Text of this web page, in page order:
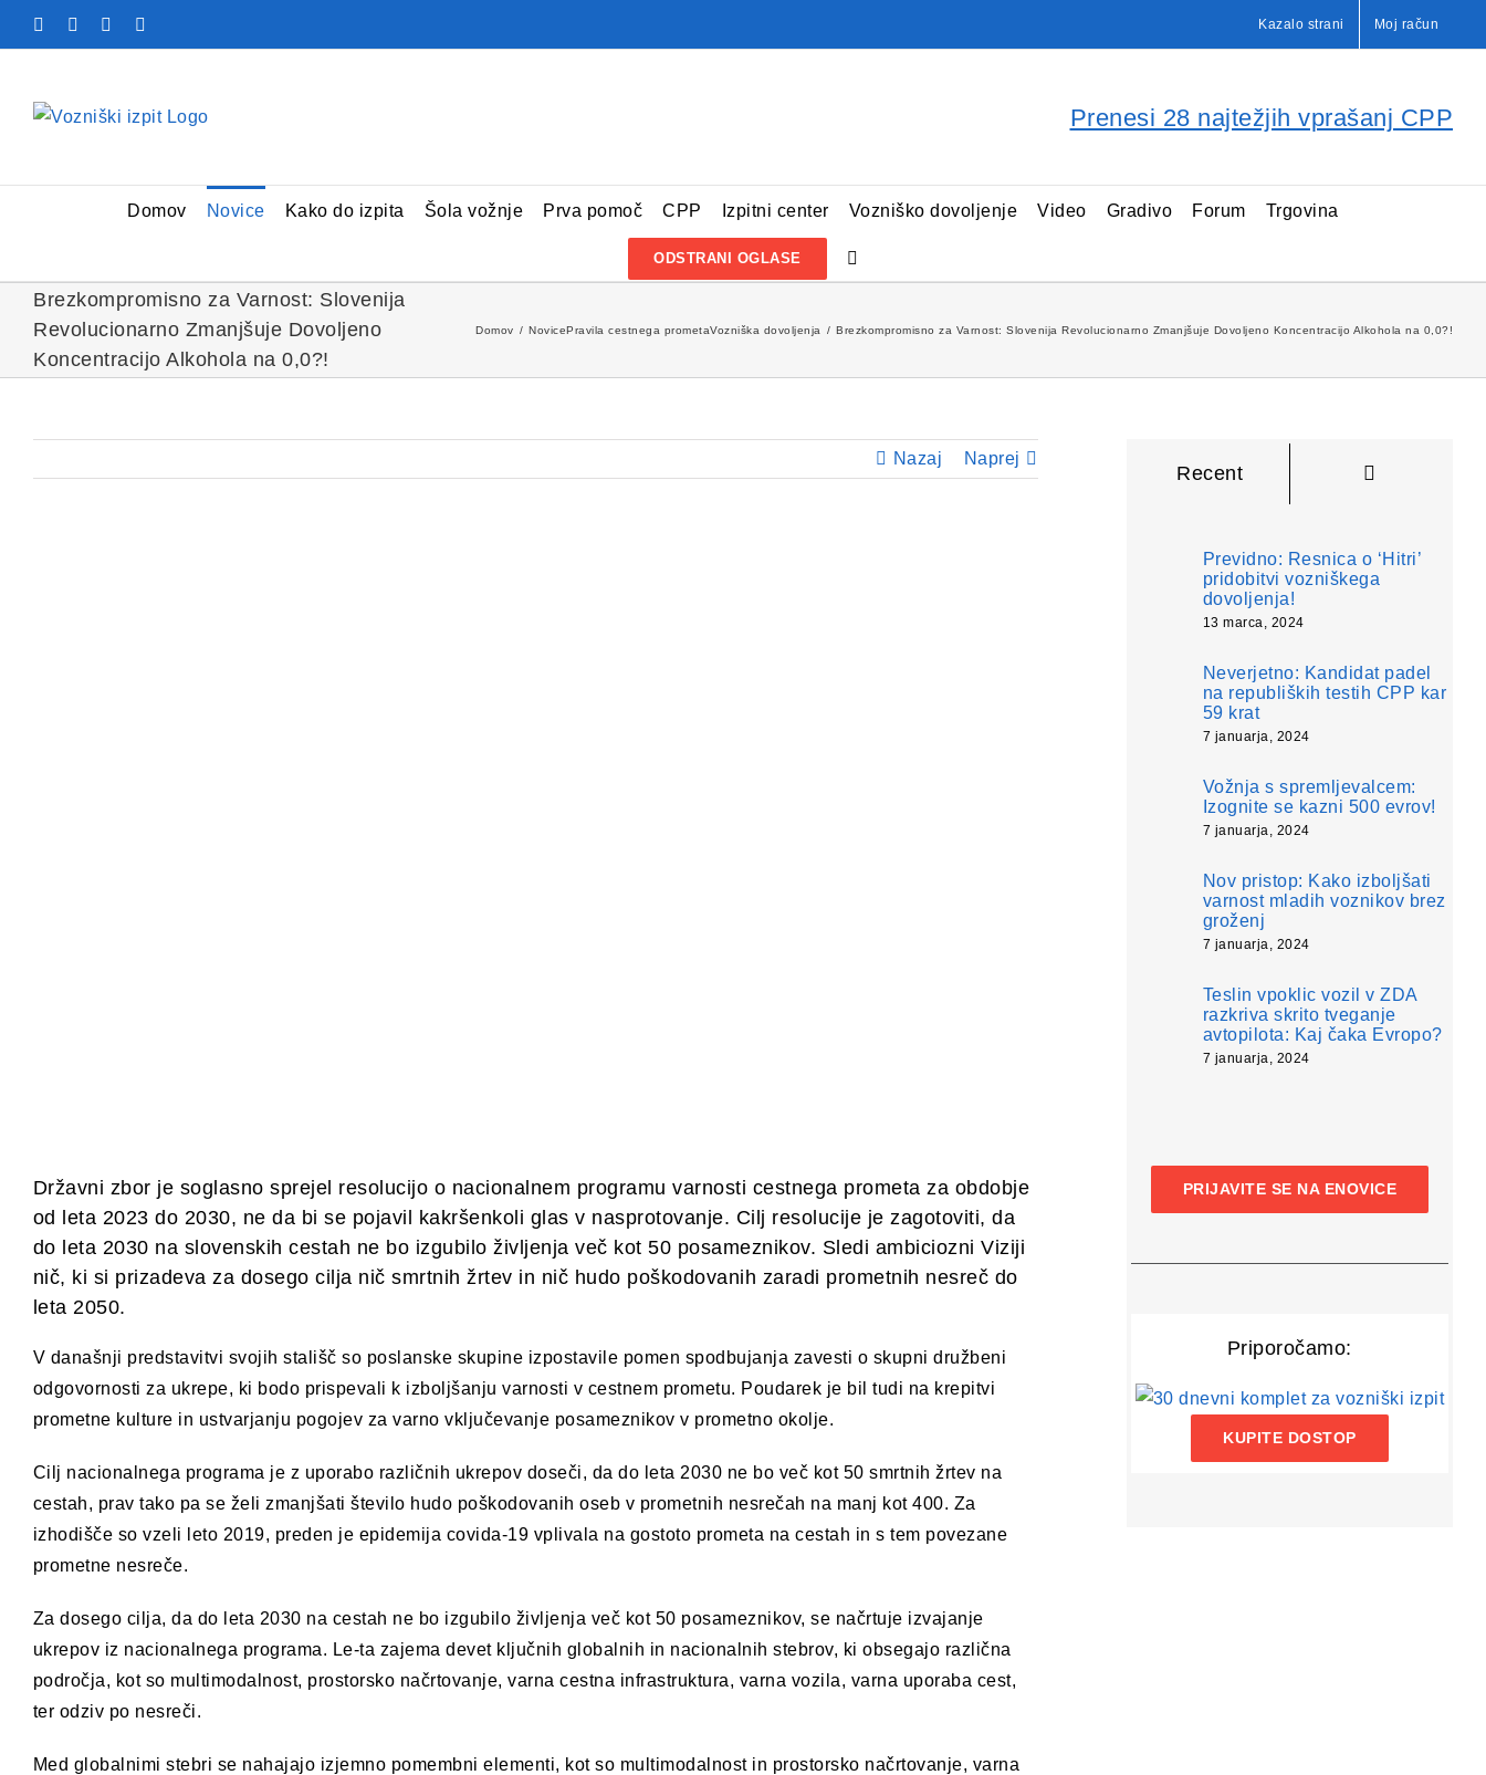
Skip
to
FacebookYouTube
Rss Kazalo strani Moj račun
Prenesi 28 najtežjih vprašanj CPP
Domov Novice Kako do izpita Šola vožnje Prva pomoč CPP Izpitni center Vozniško dovoljenje Video Gradivo Forum Trgovina
ODSTRANI OGLASE
Brezkompromisno za Varnost: Slovenija
Revolucionarno Zmanjšuje Dovoljeno
Koncentracijo Alkohola na 0,0?!
Domov NovicePravila cestnega prometaVozniška dovoljenja Brezkompromisno za Varnost: Slovenija Revolucionarno Zmanjšuje Dovoljeno Koncentracijo Alkohola na 0,0?!
Nazaj Naprej
Državni zbor je soglasno sprejel resolucijo o nacionalnem programu varnosti cestnega prometa za obdobje
od leta 2023 do 2030, ne da bi se pojavil kakršenkoli glas v nasprotovanje. Cilj resolucije je zagotoviti, da
do leta 2030 na slovenskih cestah ne bo izgubilo življenja več kot 50 posameznikov. Sledi ambiciozni Viziji
nič, ki si prizadeva za dosego cilja nič smrtnih žrtev in nič hudo poškodovanih zaradi prometnih nesreč do
leta 2050.
V današnji predstavitvi svojih stališč so poslanske skupine izpostavile pomen spodbujanja zavesti o skupni družbeni
odgovornosti za ukrepe, ki bodo prispevali k izboljšanju varnosti v cestnem prometu. Poudarek je bil tudi na krepitvi
prometne kulture in ustvarjanju pogojev za varno vključevanje posameznikov v prometno okolje.
Cilj nacionalnega programa je z uporabo različnih ukrepov doseči, da do leta 2030 ne bo več kot 50 smrtnih žrtev na
cestah, prav tako pa se želi zmanjšati število hudo poškodovanih oseb v prometnih nesrečah na manj kot 400. Za
izhodišče so vzeli leto 2019, preden je epidemija covida-19 vplivala na gostoto prometa na cestah in s tem povezane
prometne nesreče.
Za dosego cilja, da do leta 2030 na cestah ne bo izgubilo življenja več kot 50 posameznikov, se načrtuje izvajanje
ukrepov iz nacionalnega programa. Le-ta zajema devet ključnih globalnih in nacionalnih stebrov, ki obsegajo različna
področja, kot so multimodalnost, prostorsko načrtovanje, varna cestna infrastruktura, varna vozila, varna uporaba cest,
ter odziv po nesreči.
Med globalnimi stebri se nahajajo izjemno pomembni elementi, kot so multimodalnost in prostorsko načrtovanje, varna
Recent
Previdno: Resnica o ‘Hitri’
pridobitvi vozniškega
dovoljenja!
13 marca, 2024
Neverjetno: Kandidat padel
na republiških testih CPP kar
59 krat
7 januarja, 2024
Vožnja s spremljevalcem:
Izognite se kazni 500 evrov!
7 januarja, 2024
Nov pristop: Kako izboljšati
varnost mladih voznikov brez
groženj
7 januarja, 2024
Teslin vpoklic vozil v ZDA
razkriva skrito tveganje
avtopilota: Kaj čaka Evropo?
7 januarja, 2024
PRIJAVITE SE NA ENOVICE
Priporočamo:
KUPITE DOSTOP